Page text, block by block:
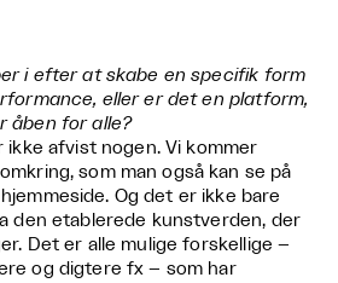
i efter at skabe en specifik form
eller er det en platform,
åben for alle?
ikke afvist nogen. Vi kommer
som man også kan se på
Og det er ikke bare
den etablerede kunstverden, der
Det er alle mulige forskellige –
og digtere fx – som har